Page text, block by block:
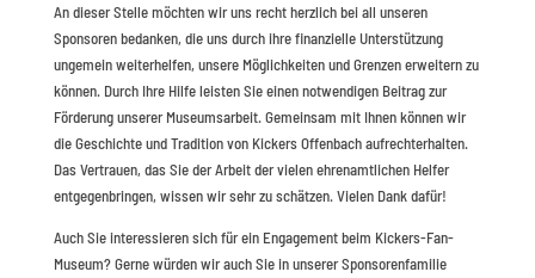
An dieser Stelle möchten wir uns recht herzlich bei all unseren
Sponsoren bedanken, die uns durch ihre finanzielle Unterstützung
ungemein weiterhelfen, unsere Möglichkeiten und Grenzen erweitern zu
können. Durch Ihre Hilfe leisten Sie einen notwendigen Beitrag zur
Förderung unserer Museumsarbeit. Gemeinsam mit Ihnen können wir
die Geschichte und Tradition von Kickers Offenbach aufrechterhalten.
Das Vertrauen, das Sie der Arbeit der vielen ehrenamtlichen Helfer
entgegenbringen, wissen wir sehr zu schätzen. Vielen Dank dafür!
Auch Sie interessieren sich für ein Engagement beim Kickers-Fan-
Museum? Gerne würden wir auch Sie in unserer Sponsorenfamilie